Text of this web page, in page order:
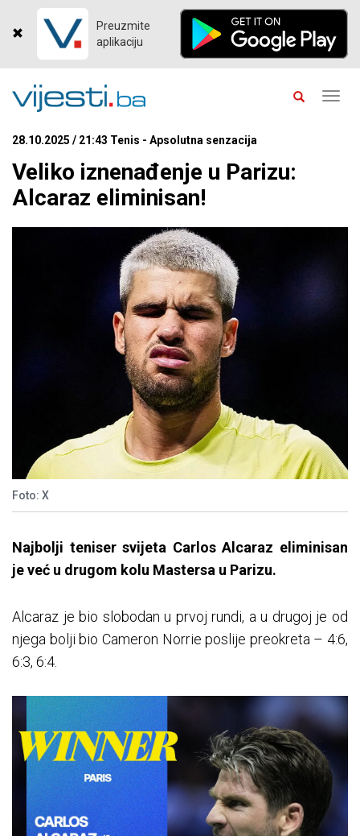
Preuzmite
aplikaciju
28.10.2025 / 21:43 Tenis - Apsolutna senzacija
Veliko iznenađenje u Parizu:
Alcaraz eliminisan!
Foto: X
Najbolji teniser svijeta Carlos Alcaraz eliminisan
je već u drugom kolu Mastersa u Parizu.
Alcaraz je bio slobodan u prvoj rundi, a u drugoj je od
njega bolji bio Cameron Norrie poslije preokreta – 4:6,
6:3, 6:4.